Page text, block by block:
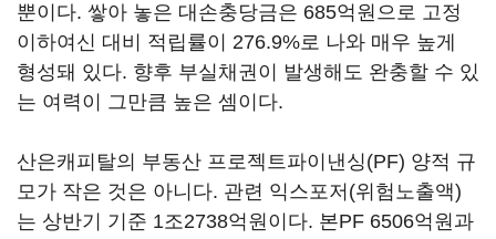
뿐이다. 쌓아 놓은 대손충당금은 685억원으로 고정
이하여신 대비 적립률이 276.9%로 나와 매우 높게
형성돼 있다. 향후 부실채권이 발생해도 완충할 수 있
는 여력이 그만큼 높은 셈이다.
산은캐피탈의 부동산 프로젝트파이낸싱(PF) 양적 규
모가 작은 것은 아니다. 관련 익스포저(위험노출액)
는 상반기 기준 1조2738억원이다. 본PF 6506억원과